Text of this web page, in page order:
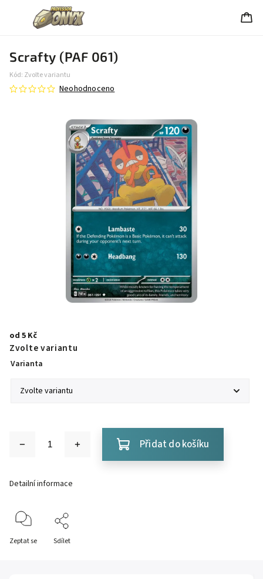
Scrafty (PAF 061)
Kód: Zvolte variantu
Neohodnoceno
od 5 Kč
Zvolte variantu
Varianta
Přidat do košíku
Detailní informace
Zeptat se Sdílet